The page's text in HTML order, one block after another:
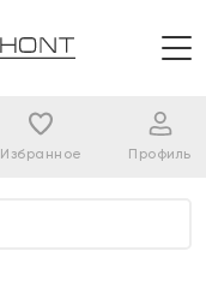
Избранное Профиль